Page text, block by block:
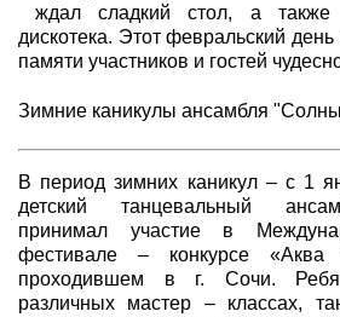
ждал сладкий стол, а также
дискотека. Этот февральский день
памяти участников и гостей
Зимние каникулы ансамбля
В период зимних каникул – с 1
детский танцевальный
принимал участие в
фестивале – конкурсе
проходившем в г. Сочи.
различных мастер – классах,